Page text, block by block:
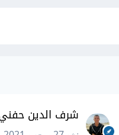
شرف الدين حفني